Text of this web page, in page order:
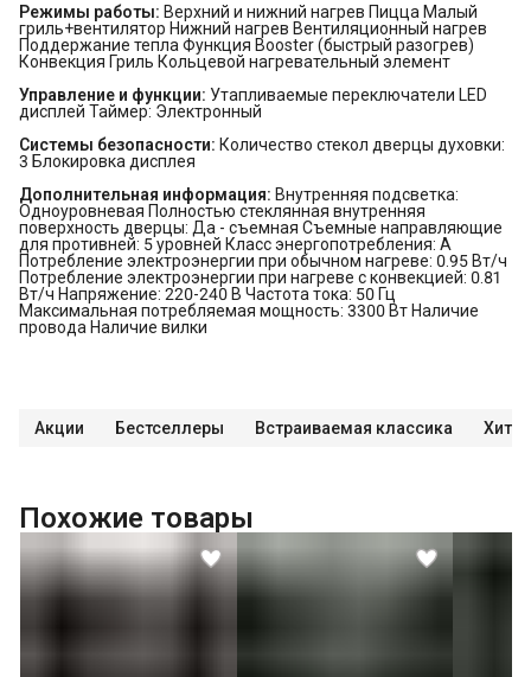
Режимы работы: Верхний и нижний нагрев Пицца Малый
гриль+вентилятор Нижний нагрев Вентиляционный нагрев
Поддержание тепла Функция Booster (быстрый разогрев)
Конвекция Гриль Кольцевой нагревательный элемент
Управление и функции: Утапливаемые переключатели LED
дисплей Таймер: Электронный
Системы безопасности: Количество стекол дверцы духовки:
3 Блокировка дисплея
Дополнительная информация: Внутренняя подсветка:
Одноуровневая Полностью стеклянная внутренняя
поверхность дверцы: Да - съемная Съемные направляющие
для противней: 5 уровней Класс энергопотребления: A
Потребление электроэнергии при обычном нагреве: 0.95 Вт/ч
Потребление электроэнергии при нагреве с конвекцией: 0.81
Вт/ч Напряжение: 220-240 В Частота тока: 50 Гц
Максимальная потребляемая мощность: 3300 Вт Наличие
провода Наличие вилки
Акции Бестселлеры Встраиваемая классика Хиты
Похожие товары